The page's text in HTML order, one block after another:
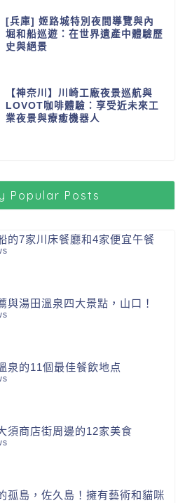
[兵庫] 姬路城特別夜間導覽與內
堀和船巡遊：在世界遺產中體驗歷
史與絕景
【神奈川】川崎工廠夜景巡航與
LOVOT咖啡體驗：享受近未來工
業夜景與療癒機器人
Popular Posts
的7家川床餐廳和4家便宜午餐
與湯田溫泉四大景點，山口！
泉的11個最佳餐飲地点
須商店街周邊的12家美食
孤島，佐久島！擁有藝術和貓咪